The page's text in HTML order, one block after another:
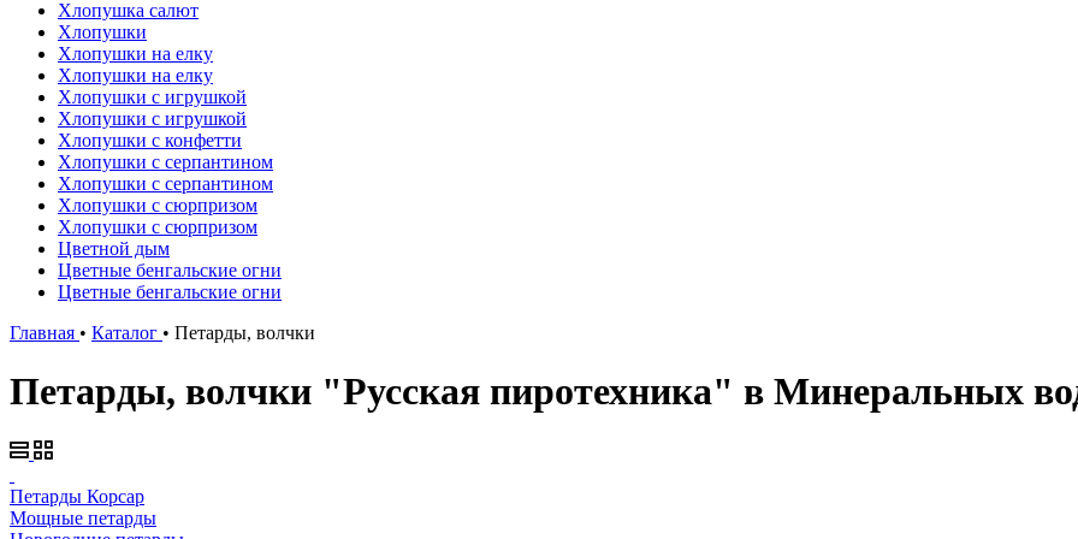
Хлопушка салют
Хлопушки
Хлопушки на елку
Хлопушки на елку
Хлопушки с игрушкой
Хлопушки с игрушкой
Хлопушки с конфетти
Хлопушки с серпантином
Хлопушки с серпантином
Хлопушки с сюрпризом
Хлопушки с сюрпризом
Цветной дым
Цветные бенгальские огни
Цветные бенгальские огни
Главная • Каталог • Петарды, волчки
Петарды, волчки "Русская пиротехника" в Минеральных
Петарды Корсар
Мощные петарды